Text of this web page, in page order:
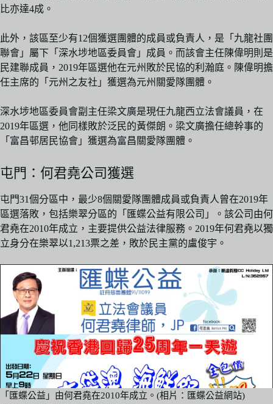
比亦達4成。
此外，該區至少有12個獲選團體的成員或負責人，是「九龍社團
聯會」屬下「深水埗地區委員會」成員。而該會主任陳偉明則是
民建聯成員，2019年區選他在元州敗於民協的利瀚庭。陳偉明擔
任主席的「元州之友社」獲選為元州關愛隊團體。
深水埗地區委員會副主任梁文廣是現任九龍西立法會議員，在
2019年區選，他同樣敗於泛民的黃傑朗。梁文廣擔任總幹事的
「富昌邨居民協會」獲選為富昌關愛隊團體。
屯門：何君堯公司獲選
屯門31個分區中，最少8個關愛隊團體成員或負責人曾在2019年
區選落敗，包括樂翠分區的「匯蝶公益有限公司」。該公司由何
君堯在2010年成立，主要提供公益法律服務。2019年何君堯以獨
立身分在樂翠以1,213票之差，敗於民主黨的盧俊宇。
「匯蝶公益」由何君堯在2010年成立。(相片：匯蝶公益網站)